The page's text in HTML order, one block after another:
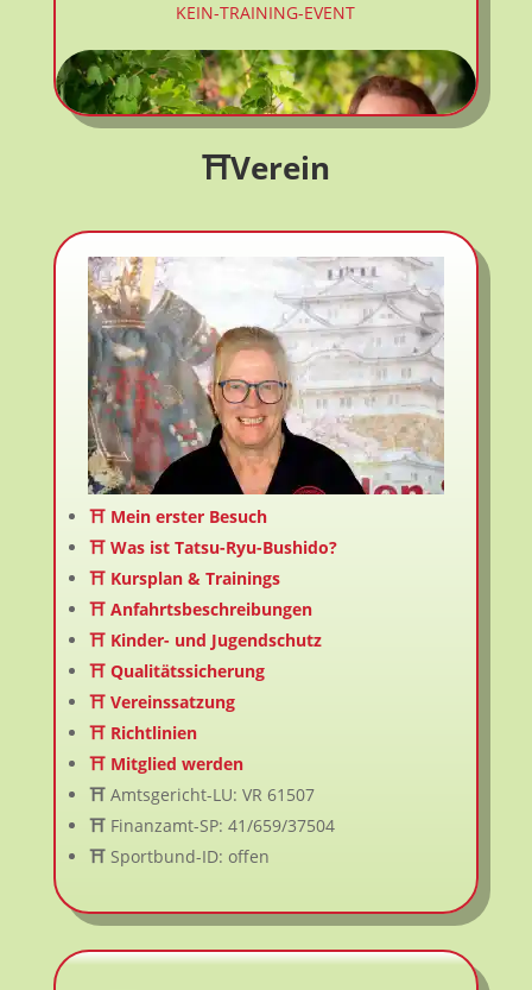
KEIN-TRAINING-EVENT
🇩🇪 Ferienangebot Training mit Sensei
Thorsten in Friedelheim – samstags
🇩🇪 Ferienangebot Training mit Sensei
Thorsten in Friedelheim – samstags
8. August 2026@ 12:00- 14:30beim– – –durch 🇩🇪
Tatsu-Ryu-Bushido Rheinland-Pfalz e.V.
Friedelsheim 🇩🇪
🇩🇪 Tatsu-Ryu-Bushido für
Jugendliche/Erwachsene/Jungsenioren –
Mutterstadt
⛩️Verein
⛩️ Mein erster Besuch
⛩️ Was ist Tatsu-Ryu-Bushido?
⛩️ Kursplan & Trainings
⛩️ Anfahrtsbeschreibungen
⛩️ Kinder- und Jugendschutz
⛩️ Qualitätssicherung
⛩️ Vereinssatzung
⛩️ Richtlinien
⛩️ Mitglied werden
⛩️Amtsgericht-LU: VR 61507
⛩️ Finanzamt-SP: 41/659/37504
⛩️ Sportbund-ID: offen